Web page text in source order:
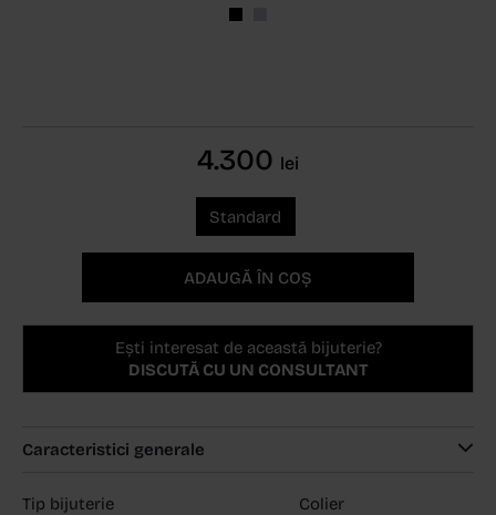
4.300 lei
Standard
ADAUGĂ ÎN COȘ
Ești interesat de această bijuterie?
DISCUTĂ CU UN CONSULTANT
Caracteristici generale
Tip bijuterie
Colier